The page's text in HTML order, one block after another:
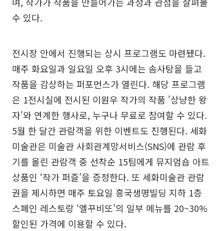
수 있다.
전시장 안에서 진행되는 상시 프로그램도 마련됐다.
매주 화요일과 일요일 오후 3시에는 솜사탕을 들고
작품을 감상하는 퍼포먼스가 열린다. 해당 프로그램
은 1전시실에 전시된 이원우 작가의 작품 '상냥한 왕
자'와 연계한 행사로, 누구나 무료로 참여할 수 있다.
5월 한 달간 관람객을 위한 이벤트도 진행된다. 세화
미술관은 미술관 사회관계망서비스(SNS)에 관람 후
기를 올린 관람객 중 선착순 15팀에게 뮤지엄숍 아트
상품인 ‘작가 퍼즐’을 증정한다. 또 세화미술관 관람
권을 제시하면 매주 토요일 흥국생명빌딩 지하 1층
스페인 레스토랑 ‘엘꾸비또’의 일부 메뉴를 20~30%
할인된 가격에 이용할 수 있다.